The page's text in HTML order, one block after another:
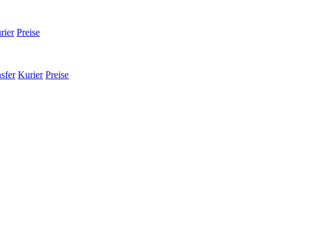
Preise
Kurier Preise